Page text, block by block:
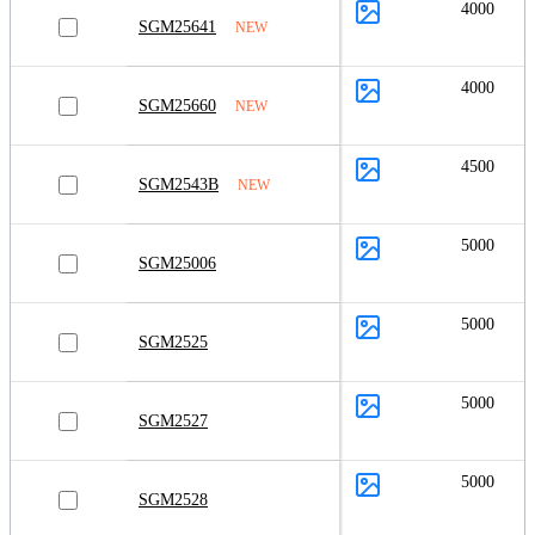
SGM25641 NEW
4000
SGM25660 NEW
4000
SGM2543B NEW
4500
SGM25006
5000
SGM2525
5000
SGM2527
5000
SGM2528
5000